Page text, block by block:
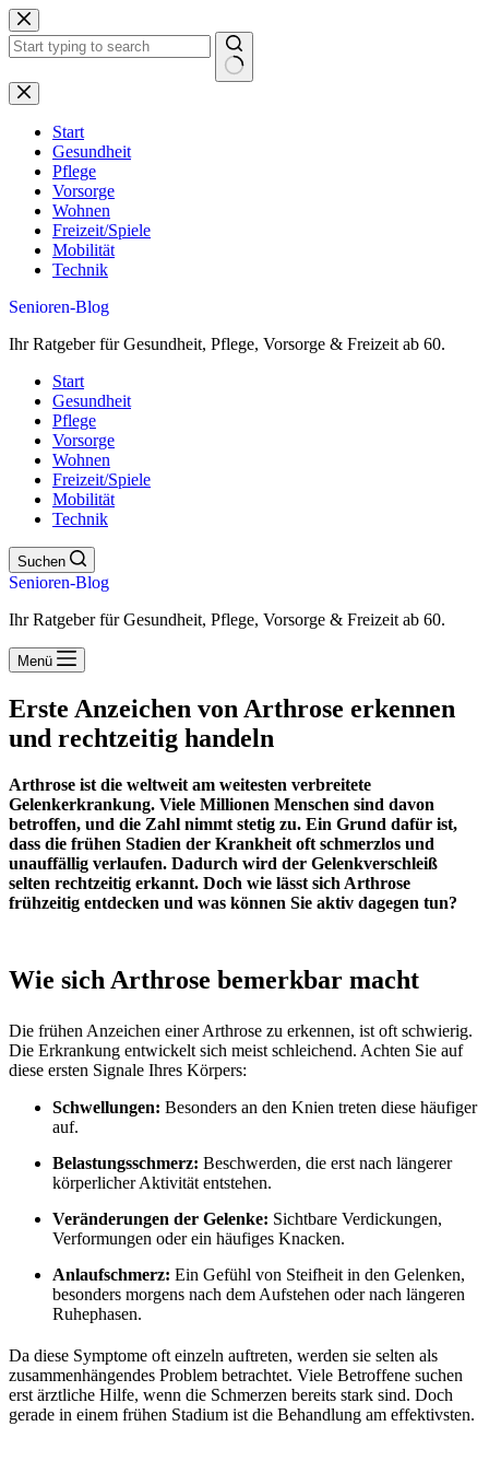
Zum
Inhalt
springen
Keine
Ergebnisse
Start
Gesundheit
Pflege
Vorsorge
Wohnen
Freizeit/Spiele
Mobilität
Technik
Senioren-Blog
Ihr Ratgeber für Gesundheit, Pflege, Vorsorge & Freizeit ab 60.
Start
Gesundheit
Pflege
Vorsorge
Wohnen
Freizeit/Spiele
Mobilität
Technik
Suchen
Senioren-Blog
Ihr Ratgeber für Gesundheit, Pflege, Vorsorge & Freizeit ab 60.
Menü
Erste Anzeichen von Arthrose erkennen
und rechtzeitig handeln
Arthrose ist die weltweit am weitesten verbreitete
Gelenkerkrankung. Viele Millionen Menschen sind davon
betroffen, und die Zahl nimmt stetig zu. Ein Grund dafür ist,
dass die frühen Stadien der Krankheit oft schmerzlos und
unauffällig verlaufen. Dadurch wird der Gelenkverschleiß
selten rechtzeitig erkannt. Doch wie lässt sich Arthrose
frühzeitig entdecken und was können Sie aktiv dagegen tun?
Wie sich Arthrose bemerkbar macht
Die frühen Anzeichen einer Arthrose zu erkennen, ist oft schwierig.
Die Erkrankung entwickelt sich meist schleichend. Achten Sie auf
diese ersten Signale Ihres Körpers:
Schwellungen: Besonders an den Knien treten diese häufiger
auf.
Belastungsschmerz: Beschwerden, die erst nach längerer
körperlicher Aktivität entstehen.
Veränderungen der Gelenke: Sichtbare Verdickungen,
Verformungen oder ein häufiges Knacken.
Anlaufschmerz: Ein Gefühl von Steifheit in den Gelenken,
besonders morgens nach dem Aufstehen oder nach längeren
Ruhephasen.
Da diese Symptome oft einzeln auftreten, werden sie selten als
zusammenhängendes Problem betrachtet. Viele Betroffene suchen
erst ärztliche Hilfe, wenn die Schmerzen bereits stark sind. Doch
gerade in einem frühen Stadium ist die Behandlung am effektivsten.